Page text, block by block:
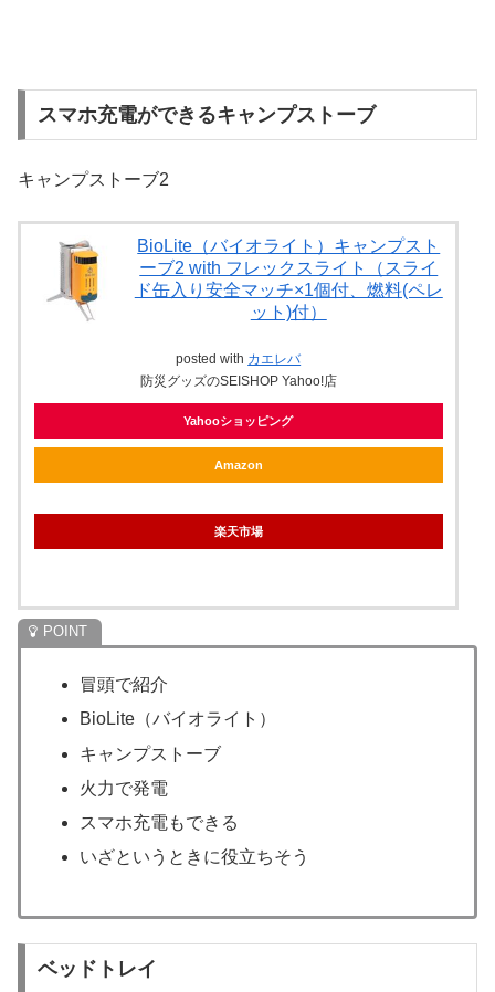
スマホ充電ができるキャンプストーブ
キャンプストーブ2
BioLite（バイオライト）キャンプスト
ーブ2 with フレックスライト（スライ
ド缶入り安全マッチ×1個付、燃料(ペレ
ット)付）
posted with カエレバ
防災グッズのSEISHOP Yahoo!店
Yahooショッピング
Amazon
楽天市場
冒頭で紹介
BioLite（バイオライト）
キャンプストーブ
火力で発電
スマホ充電もできる
いざというときに役立ちそう
ベッドトレイ